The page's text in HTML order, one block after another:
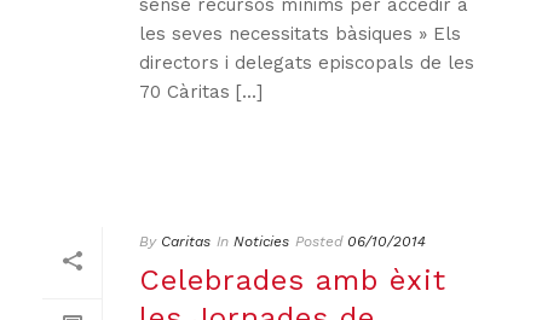
sense recursos mínims per accedir a
les seves necessitats bàsiques » Els
directors i delegats episcopals de les
70 Càritas [...]
By Caritas In Noticies Posted 06/10/2014
Celebrades amb èxit